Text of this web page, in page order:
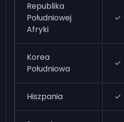
Republika
Południowej
Afryki
✓
Korea
Południowa
✓
Hiszpania ✓